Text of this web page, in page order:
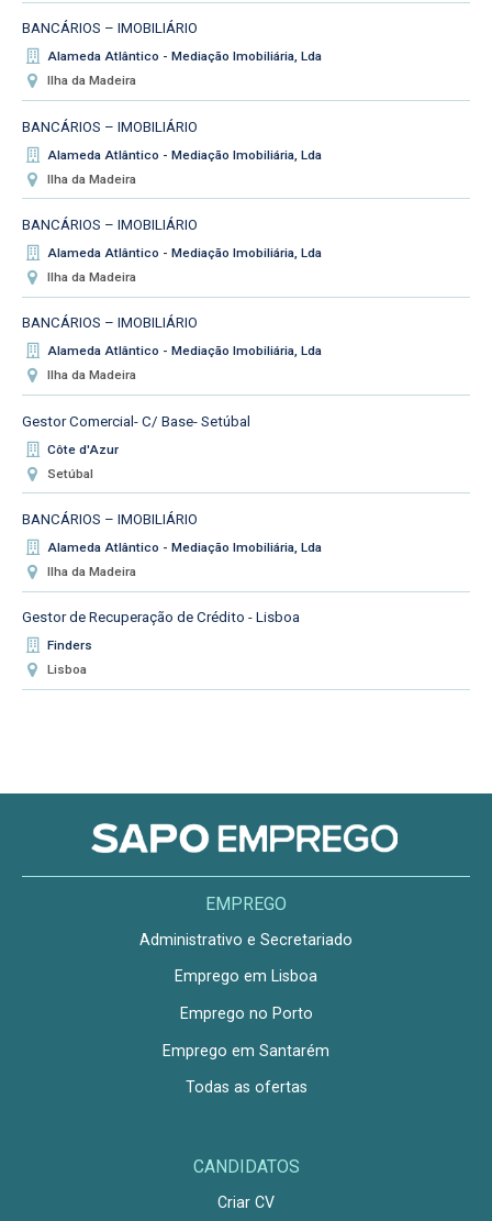
BANCÁRIOS – IMOBILIÁRIO
Alameda Atlântico - Mediação Imobiliária, Lda
Ilha da Madeira
BANCÁRIOS – IMOBILIÁRIO
Alameda Atlântico - Mediação Imobiliária, Lda
Ilha da Madeira
BANCÁRIOS – IMOBILIÁRIO
Alameda Atlântico - Mediação Imobiliária, Lda
Ilha da Madeira
BANCÁRIOS – IMOBILIÁRIO
Alameda Atlântico - Mediação Imobiliária, Lda
Ilha da Madeira
Gestor Comercial- C/ Base- Setúbal
Côte d'Azur
Setúbal
BANCÁRIOS – IMOBILIÁRIO
Alameda Atlântico - Mediação Imobiliária, Lda
Ilha da Madeira
Gestor de Recuperação de Crédito - Lisboa
Finders
Lisboa
EMPREGO
Administrativo e Secretariado
Emprego em Lisboa
Emprego no Porto
Emprego em Santarém
Todas as ofertas
CANDIDATOS
Criar CV